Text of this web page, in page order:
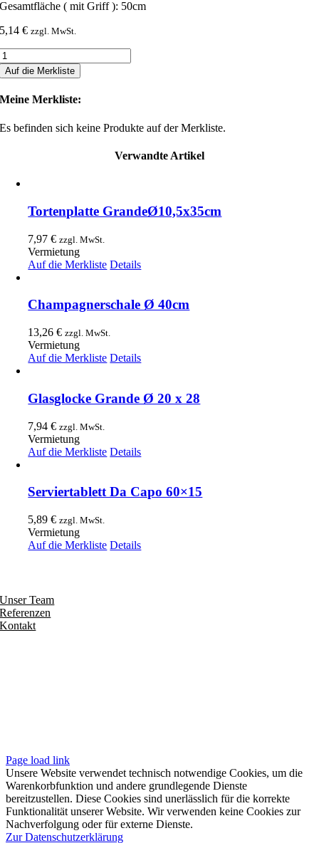
Gesamtfläche ( mit Griff ): 50cm
5,14€ zzgl. MwSt.
Auf die Merkliste
Meine Merkliste:
Es befinden sich keine Produkte auf der Merkliste.
Verwandte Artikel
Tortenplatte GrandeØ10,5x35cm
7,97€ zzgl. MwSt.
Vermietung
Auf die Merkliste Details
Champagnerschale Ø 40cm
13,26€ zzgl. MwSt.
Vermietung
Auf die Merkliste Details
Glasglocke Grande Ø 20 x 28
7,94€ zzgl. MwSt.
Vermietung
Auf die Merkliste Details
Serviertablett Da Capo 60×15
5,89€ zzgl. MwSt.
Vermietung
Auf die Merkliste Details
Unser Team
Referenzen
Kontakt
Page load link
Unsere Website verwendet technisch notwendige Cookies, um die
Warenkorbfunktion und andere grundlegende Dienste
bereitzustellen. Diese Cookies sind unerlässlich für die korrekte
Funktionalität unserer Website. Wir verwenden keine Cookies zur
Nachverfolgung oder für externe Dienste.
Zur Datenschutzerklärung